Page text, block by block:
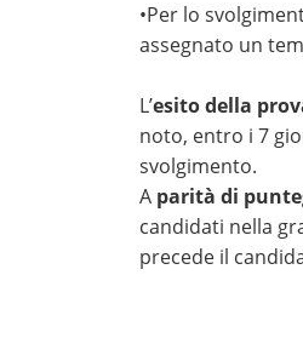
•Per lo
assegnato un
L’esito della
noto, entro i 7
svolgimento.
A parità di
candidati nella
precede il